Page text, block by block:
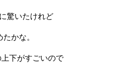
驚いたけれど
かな。
下がすごいので